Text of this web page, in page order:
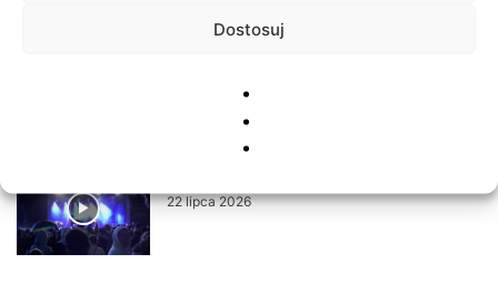
Dostosuj
Dni Barwic – dzień II
22 lipca 2026